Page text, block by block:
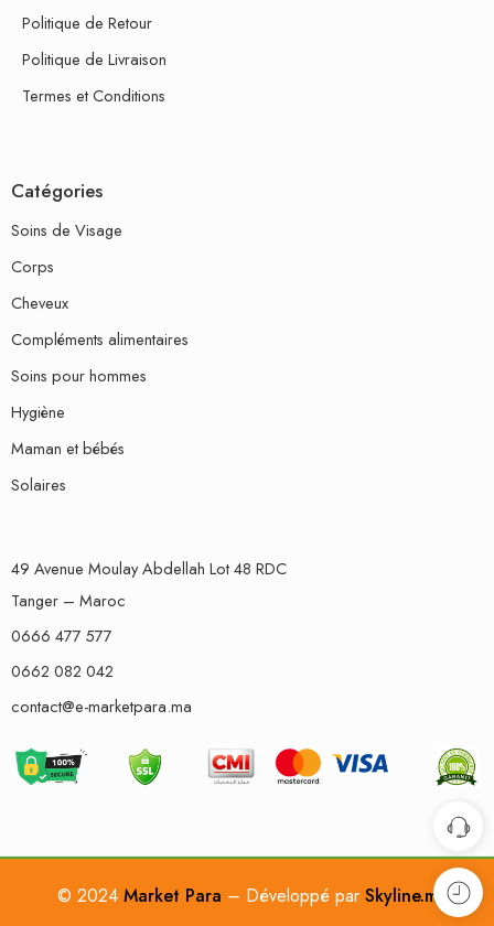
Politique de Retour
Politique de Livraison
Termes et Conditions
Catégories
Soins de Visage
Corps
Cheveux
Compléments alimentaires
Soins pour hommes
Hygiène
Maman et bébés
Solaires
49 Avenue Moulay Abdellah Lot 48 RDC
Tanger – Maroc
0666 477 577
0662 082 042
contact@e-marketpara.ma
© 2024 Market Para – Développé par Skyline.ma